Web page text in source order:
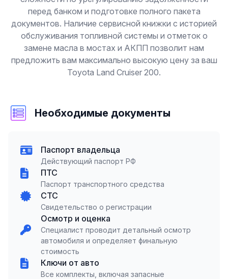
перед банком и подготовке полного пакета
документов. Наличие сервисной книжки с историей
обслуживания топливной системы и отметок о
замене масла в мостах и АКПП позволит нам
предложить вам максимально высокую цену за ваш
Toyota Land Cruiser 200.
Необходимые документы
Паспорт владельца
Действующий паспорт РФ
ПТС
Паспорт транспортного средства
СТС
Свидетельство о регистрации
Осмотр и оценка
Специалист проводит детальный осмотр
автомобиля и определяет финальную
стоимость
Ключи от авто
Все комплекты, включая запасные